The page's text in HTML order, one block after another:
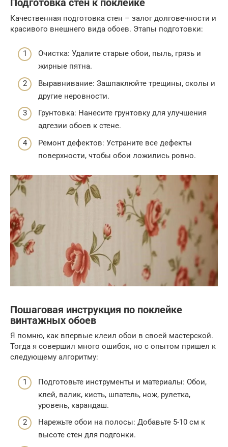
Подготовка стен к поклейке
Качественная подготовка стен – залог долговечности и
красивого внешнего вида обоев. Этапы подготовки:
Очистка: Удалите старые обои, пыль, грязь и
жирные пятна.
Выравнивание: Зашпаклюйте трещины, сколы и
другие неровности.
Грунтовка: Нанесите грунтовку для улучшения
адгезии обоев к стене.
Ремонт дефектов: Устраните все дефекты
поверхности, чтобы обои ложились ровно.
Пошаговая инструкция по поклейке
винтажных обоев
Я помню, как впервые клеил обои в своей мастерской.
Тогда я совершил много ошибок, но с опытом пришел к
следующему алгоритму:
Подготовьте инструменты и материалы: Обои,
клей, валик, кисть, шпатель, нож, рулетка,
уровень, карандаш.
Нарежьте обои на полосы: Добавьте 5-10 см к
высоте стен для подгонки.